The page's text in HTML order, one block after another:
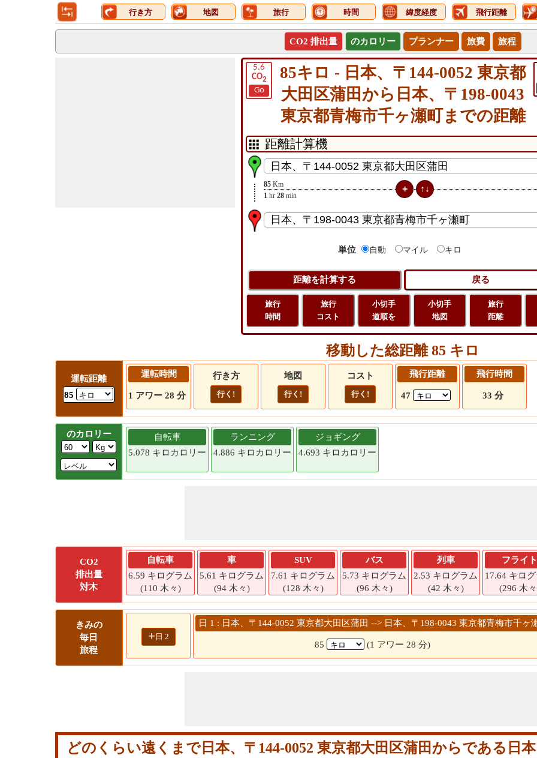
行き方 地図 旅行 時間 緯度経度 飛行距離
CO2 排出量 のカロリー プランナー 旅費 旅程
5.6
CO2
Go
85キロ - 日本、〒144-0052 東京都
大田区蒲田から日本、〒198-0043
東京都青梅市千ヶ瀬町までの距離
85 Km
1 hr 28 min
単位 自動 マイル キロ
旅行
時間
旅行
コスト
小切手
道順を
小切手
地図
旅行
距離
移動した総距離 85 キロ
運転距離
85
運転時間
1 アワー 28 分
行き方
行く!
地図
行く!
コスト
行く!
飛行距離
47
飛行時間
33 分
のカロリー
自転車
5.078 キロカロリー
ランニング
4.886 キロカロリー
ジョギング
4.693 キロカロリー
CO2
排出量
対木
自転車
6.59 キログラム
(110 木々)
車
5.61 キログラム
(94 木々)
SUV
7.61 キログラム
(128 木々)
バス
5.73 キログラム
(96 木々)
列車
2.53 キログラム
(42 木々)
フライト
17.64 キロ
(296 木
きみの
毎日
旅程
+ 日 2
日 1 : 日本、〒144-0052 東京都大田区蒲田 --> 日本、〒198-0043 東京都青梅市千ヶ
85 (1 アワー 28 分)
どのくらい遠くまで日本、〒144-0052 東京都大田区蒲田からである日